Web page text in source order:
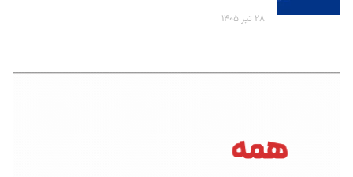
۲۸ تیر ۱۴۰۵